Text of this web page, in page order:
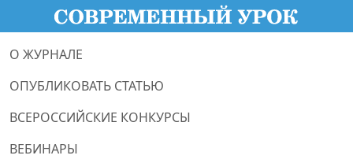
О ЖУРНАЛЕ
ОПУБЛИКОВАТЬ СТАТЬЮ
ВСЕРОССИЙСКИЕ КОНКУРСЫ
ВЕБИНАРЫ